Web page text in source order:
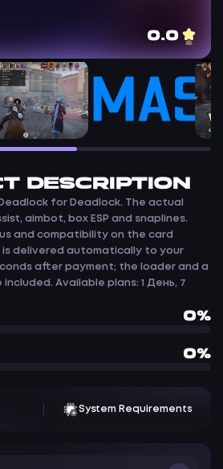
0.0
DESCRIPTION
for Deadlock. The actual
aimbot, box ESP and snaplines.
and compatibility on the card
is delivered automatically to your
after payment; the loader and a
Available plans: 1 День, 7
0%
0%
System Requirements